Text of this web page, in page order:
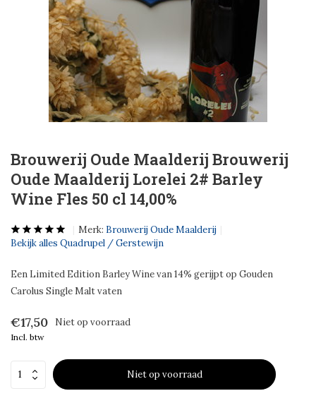
Brouwerij Oude Maalderij Brouwerij
Oude Maalderij Lorelei 2# Barley
Wine Fles 50 cl 14,00%
Merk: Brouwerij Oude Maalderij
Bekijk alles Quadrupel / Gerstewijn
Een Limited Edition Barley Wine van 14% gerijpt op Gouden
Carolus Single Malt vaten
€17,50 Niet op voorraad
Incl. btw
Niet op voorraad